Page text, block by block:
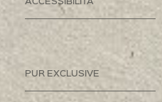
PUR EXCLUSIVE